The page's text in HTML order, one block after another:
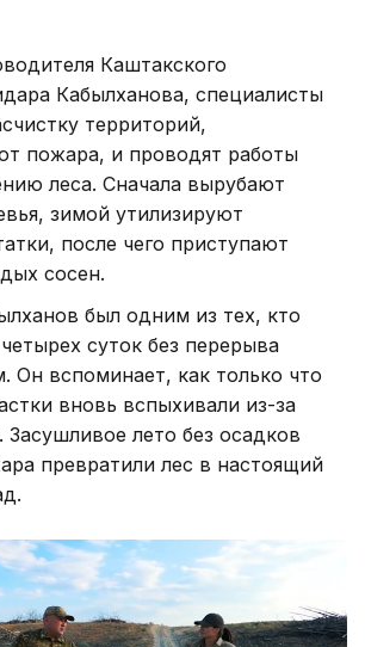
Каштакского
Кабылханова, специалисты
территорий,
пожара, и проводят работы
леса. Сначала вырубают
зимой утилизируют
после чего приступают
сосен.
был одним из тех, кто
суток без перерыва
Он вспоминает, как только что
вновь вспыхивали из-за
Засушливое лето без осадков
превратили лес в настоящий